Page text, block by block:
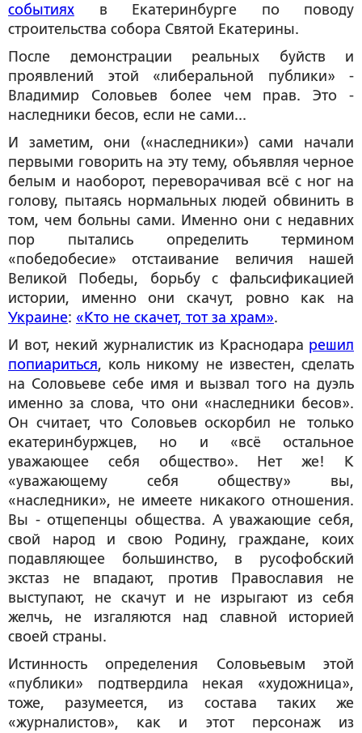
событиях в Екатеринбурге по поводу
строительства собора Святой Екатерины.
После демонстрации реальных буйств и
проявлений этой «либеральной публики» -
Владимир Соловьев более чем прав. Это -
наследники бесов, если не сами...
И заметим, они («наследники») сами начали
первыми говорить на эту тему, объявляя черное
белым и наоборот, переворачивая всё с ног на
голову, пытаясь нормальных людей обвинить в
том, чем больны сами. Именно они с недавних
пор пытались определить термином
«победобесие» отстаивание величия нашей
Великой Победы, борьбу с фальсификацией
истории, именно они скачут, ровно как на
Украине: «Кто не скачет, тот за храм».
И вот, некий журналистик из Краснодара решил
попиариться, коль никому не известен, сделать
на Соловьеве себе имя и вызвал того на дуэль
именно за слова, что они «наследники бесов».
Он считает, что Соловьев оскорбил не только
екатеринбуржцев, но и «всё остальное
уважающее себя общество». Нет же! К
«уважающему себя обществу» вы,
«наследники», не имеете никакого отношения.
Вы - отщепенцы общества. А уважающие себя,
свой народ и свою Родину, граждане, коих
подавляющее большинство, в русофобский
экстаз не впадают, против Православия не
выступают, не скачут и не изрыгают из себя
желчь, не изгаляются над славной историей
своей страны.
Истинность определения Соловьевым этой
«публики» подтвердила некая «художница»,
тоже, разумеется, из состава таких же
«журналистов», как и этот персонаж из